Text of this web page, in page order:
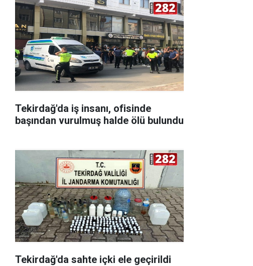
Tekirdağ'da iş insanı, ofisinde
başından vurulmuş halde ölü bulundu
Tekirdağ'da sahte içki ele geçirildi